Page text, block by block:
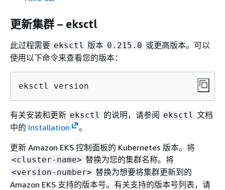
更新集群 – eksctl
此过程需要 eksctl 版本 0.215.0 或更高版本。可以
使用以下命令来查看您的版本：
eksctl version
有关安装和更新 eksctl 的说明，请参阅 eksctl 文档
中的 Installation
。
更新 Amazon EKS 控制面板的 Kubernetes 版本。将
<cluster-name> 替换为您的集群名称。将
<version-number> 替换为想要将集群更新到的
Amazon EKS 支持的版本号。有关支持的版本号列表，请